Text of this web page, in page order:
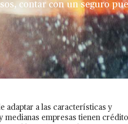
contar con un seguro
adaptar a las características y
medianas empresas tienen